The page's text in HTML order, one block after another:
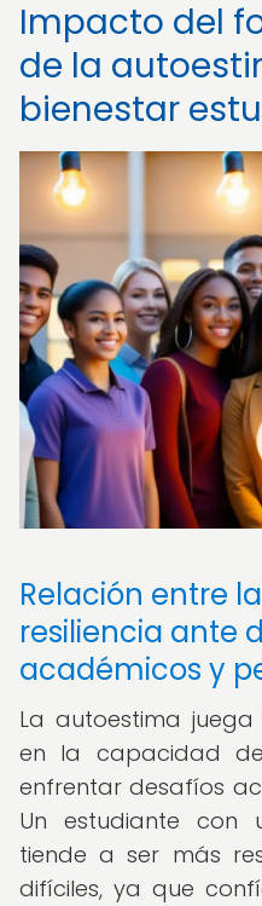
Impacto del
de la
bienestar
Relación entre
resiliencia ante
académicos y
La autoestima
en la capacidad
enfrentar desafíos
Un estudiante con
tiende a ser más
difíciles, ya que